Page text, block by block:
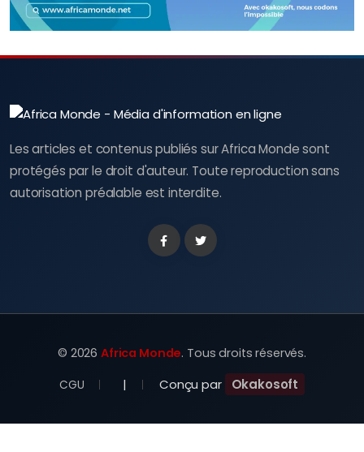
Les articles et contenus publiés sur Africa Monde sont
protégés par le droit d'auteur. Toute reproduction sans
autorisation préalable est interdite.
FacebookTwitter
© 2026 Africa Monde. Tous droits réservés.
CGU | Conçu par Okakosoft